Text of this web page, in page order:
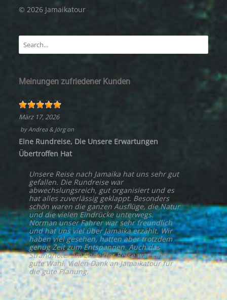
© 2026 Jamaikatour
Meinungen zufriedener Kunden
März 17, 2026
by Andrea & Jörgon
Eine Rundreise, Die Unsere Erwartungen
Übertroffen Hat
Unsere Reise nach Jamaika hat uns sehr gut
gefallen. Die Rundreise war
abwechslungsreich, gut organisiert und es
hat alles zuverlässig geklappt. Besonders
schön waren die ganzen Ausflüge, die Natur
und die vielen Eindrücke unterwegs.
Norman unser Fahrer war sehr freundlich
und hat uns viel über Jamaika erzählt. Wir
haben viel gesehen, hatten aber trotzdem
genug Zeit zum Entspannen. Auch das
Strandhotel am Ende der Reise war eine
gute Wahl. Vielen Dank an Jamaikatour für
die gute Planung.